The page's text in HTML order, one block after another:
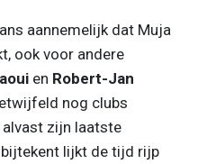
aannemelijk dat Muja
ook voor andere
en Robert-Jan
nog clubs
alvast zijn laatste
lijkt de tijd rijp